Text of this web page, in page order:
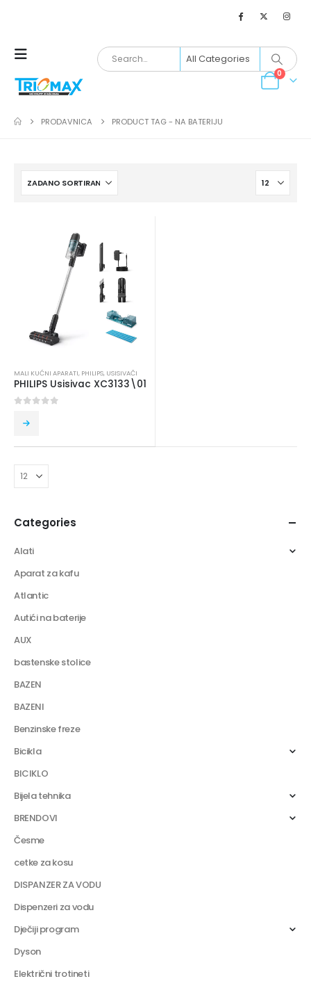
0
PRODAVNICA PRODUCT TAG - NA BATERIJU
MALI KUĆNI APARATI, PHILIPS, USISIVAČI
PHILIPS Usisivac XC3133\01
Categories
Alati
Aparat za kafu
Atlantic
Autići na baterije
AUX
bastenske stolice
BAZEN
BAZENI
Benzinske freze
Bicikla
BICIKLO
Bijela tehnika
BRENDOVI
Česme
cetke za kosu
DISPANZER ZA VODU
Dispenzeri za vodu
Dječiji program
Dyson
Električni trotineti